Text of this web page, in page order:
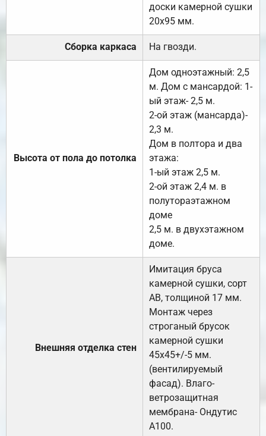
доски камерной сушки
20х95 мм.
Сборка каркаса На гвозди.
Высота от пола до потолка
Дом одноэтажный: 2,5
м. Дом с мансардой: 1-
ый этаж- 2,5 м.
2-ой этаж (мансарда)-
2,3 м.
Дом в полтора и два
этажа:
1-ый этаж 2,5 м.
2-ой этаж 2,4 м. в
полутораэтажном
доме
2,5 м. в двухэтажном
доме.
Внешняя отделка стен
Имитация бруса
камерной сушки, сорт
АВ, толщиной 17 мм.
Монтаж через
строганый брусок
камерной сушки
45х45+/-5 мм.
(вентилируемый
фасад). Влаго-
ветрозащитная
мембрана- Ондутис
А100.